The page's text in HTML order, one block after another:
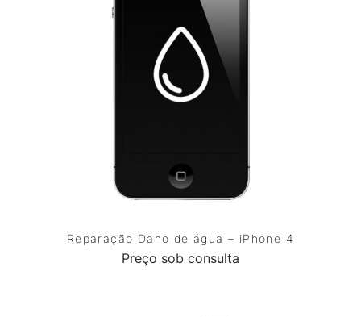
Reparação Dano de água – iPhone 4
Preço sob consulta